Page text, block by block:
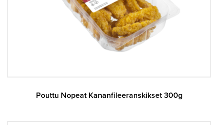
Pouttu Nopeat Kananfileeranskikset 300g